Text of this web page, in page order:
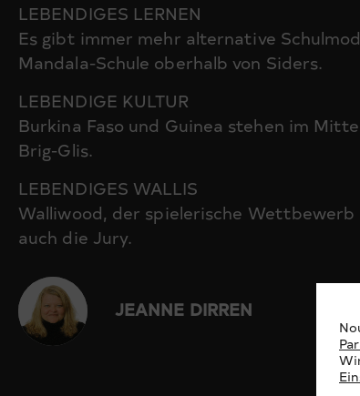
LEBENDIGES LERNEN
Es gibt immer mehr alternative
Mandala-Schule oberhalb von Siders.
LEBENDIGE KULTUR
Burkina Faso und Guinea stehen im
Brig-Glis.
LEBENDIGES WALLIS
Walliwood, der spielerische
auch die Jury.
JEANNE DIRREN